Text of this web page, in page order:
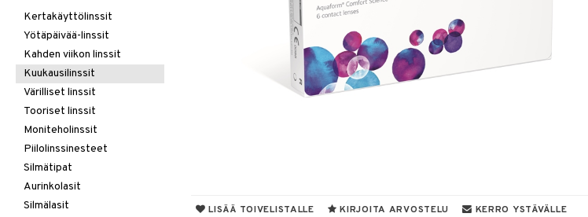
LISÄÄ TOIVELISTALLE KIRJOITA ARVOSTELU KERRO YSTÄVÄLLE
Kertakäyttölinssit
Yötäpäivää-linssit
Kahden viikon linssit
Kuukausilinssit
Värilliset linssit
Tooriset linssit
Moniteholinssit
Piilolinssinesteet
Silmätipat
Aurinkolasit
Silmälasit